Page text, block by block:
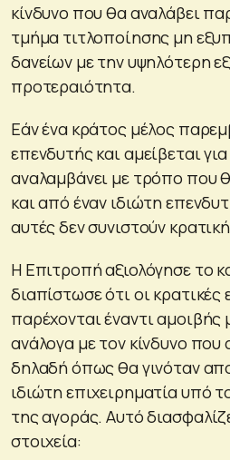
κίνδυνο που θα αναλάβει
τμήμα τιτλοποίησης μη
δανείων με την υψηλότερη
προτεραιότητα.
Εάν ένα κράτος μέλος
επενδυτής και αμείβεται
αναλαμβάνει με τρόπο που
και από έναν ιδιώτη
αυτές δεν συνιστούν
Η Επιτροπή αξιολόγησε το
διαπίστωσε ότι οι κρατικές
παρέχονται έναντι
ανάλογα με τον κίνδυνο που
δηλαδή όπως θα γινόταν
ιδιώτη επιχειρηματία υπό
της αγοράς. Αυτό
στοιχεία: